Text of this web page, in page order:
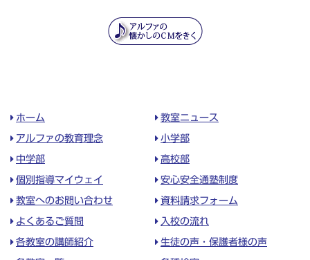
ホーム 教室ニュース
アルファの教育理念 小学部
中学部 高校部
個別指導マイウェイ 安心安全通塾制度
教室へのお問い合わせ 資料請求フォーム
よくあるご質問 入校の流れ
各教室の講師紹介 生徒の声・保護者様の声